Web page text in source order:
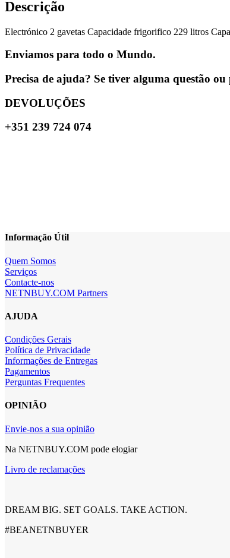
Descrição
Electrónico 2 gavetas Capacidade frigorifico 229 litros
Enviamos para todo o Mundo.
Precisa de ajuda? Se tiver alguma questão
DEVOLUÇÕES
+351 239 724 074
Informação Útil
Quem Somos
Serviços
Contacte-nos
NETNBUY.COM Partners
AJUDA
Condições Gerais
Política de Privacidade
Informações de Entregas
Pagamentos
Perguntas Frequentes
OPINIÃO
Envie-nos a sua opinião
Na NETNBUY.COM pode elogiar
Livro de reclamações
DREAM BIG. SET GOALS. TAKE ACTION.
#BEANETNBUYER